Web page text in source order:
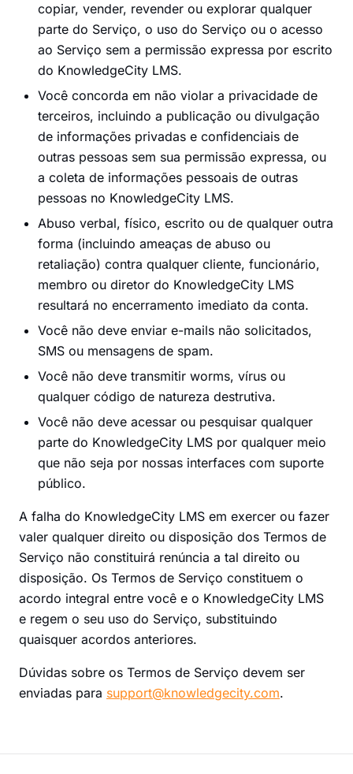
copiar, vender, revender ou explorar qualquer
parte do Serviço, o uso do Serviço ou o acesso
ao Serviço sem a permissão expressa por escrito
do KnowledgeCity LMS.
Você concorda em não violar a privacidade de
terceiros, incluindo a publicação ou divulgação
de informações privadas e confidenciais de
outras pessoas sem sua permissão expressa, ou
a coleta de informações pessoais de outras
pessoas no KnowledgeCity LMS.
Abuso verbal, físico, escrito ou de qualquer outra
forma (incluindo ameaças de abuso ou
retaliação) contra qualquer cliente, funcionário,
membro ou diretor do KnowledgeCity LMS
resultará no encerramento imediato da conta.
Você não deve enviar e-mails não solicitados,
SMS ou mensagens de spam.
Você não deve transmitir worms, vírus ou
qualquer código de natureza destrutiva.
Você não deve acessar ou pesquisar qualquer
parte do KnowledgeCity LMS por qualquer meio
que não seja por nossas interfaces com suporte
público.
A falha do KnowledgeCity LMS em exercer ou fazer
valer qualquer direito ou disposição dos Termos de
Serviço não constituirá renúncia a tal direito ou
disposição. Os Termos de Serviço constituem o
acordo integral entre você e o KnowledgeCity LMS
e regem o seu uso do Serviço, substituindo
quaisquer acordos anteriores.
Dúvidas sobre os Termos de Serviço devem ser
enviadas para support@knowledgecity.com.